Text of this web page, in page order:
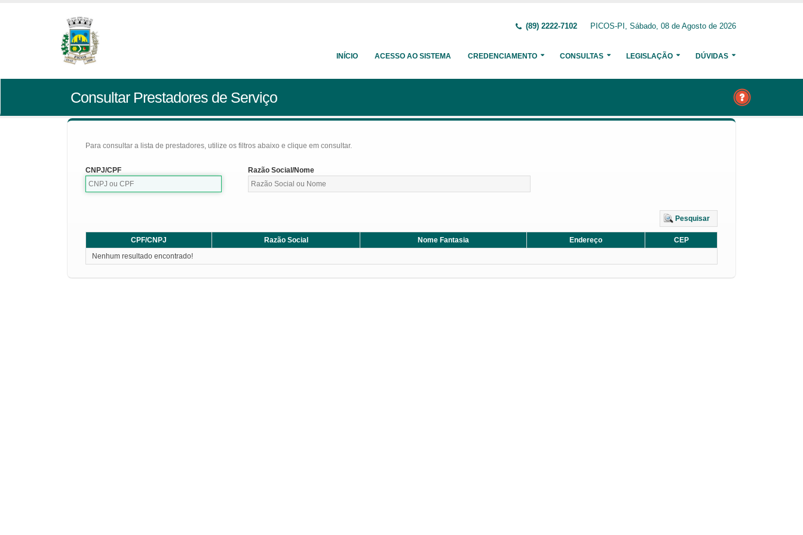
(89) 2222-7102 PICOS-PI, Sábado, 08 de Agosto de 2026
INÍCIO ACESSO AO SISTEMA CREDENCIAMENTO CONSULTAS LEGISLAÇÃO DÚVIDAS
Consultar Prestadores de Serviço
Para consultar a lista de prestadores, utilize os filtros abaixo e clique em consultar.
CNPJ/CPF Razão Social/Nome
Pesquisar
CPF/CNPJ Razão Social Nome Fantasia Endereço
CEP
Nenhum resultado encontrado!